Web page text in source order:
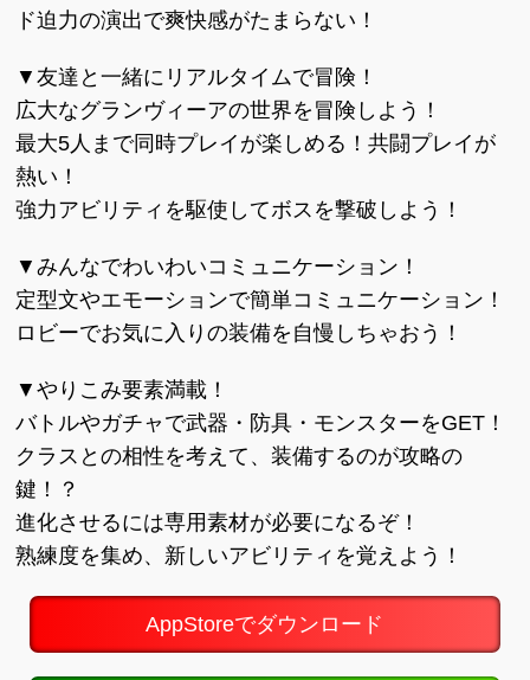
ド迫力の演出で爽快感がたまらない！
▼友達と一緒にリアルタイムで冒険！
広大なグランヴィーアの世界を冒険しよう！
最大5人まで同時プレイが楽しめる！共闘プレイが
熱い！
強力アビリティを駆使してボスを撃破しよう！
▼みんなでわいわいコミュニケーション！
定型文やエモーションで簡単コミュニケーション！
ロビーでお気に入りの装備を自慢しちゃおう！
▼やりこみ要素満載！
バトルやガチャで武器・防具・モンスターをGET！
クラスとの相性を考えて、装備するのが攻略の
鍵！？
進化させるには専用素材が必要になるぞ！
熟練度を集め、新しいアビリティを覚えよう！
AppStoreでダウンロード